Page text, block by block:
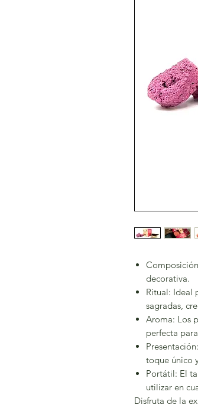
decorativa.
Ritual: Ideal
sagradas,
Aroma: Los
perfecta
toque único
Portátil: El
utilizar en
Disfruta de la